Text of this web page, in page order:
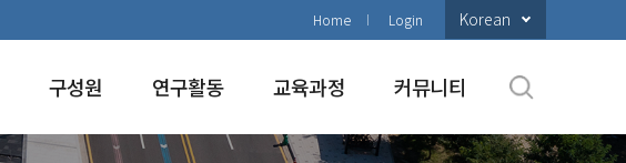
Home Login Korean
구성원 연구활동 교육과정 커뮤니티